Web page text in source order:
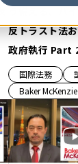
う備える、バ
反トラスト法
政府執行 Part
国際法務
Baker McKenzie